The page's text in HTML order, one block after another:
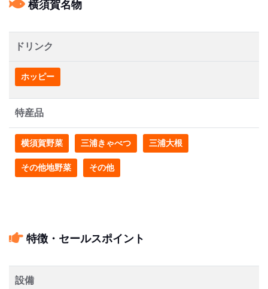
横須賀名物
ドリンク
ホッピー
特産品
横須賀野菜 三浦きゃべつ 三浦大根
その他地野菜 その他
特徴・セールスポイント
設備